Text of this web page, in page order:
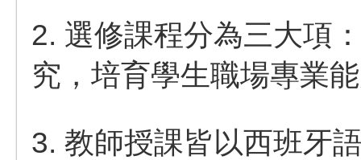
2. 選修課程分為三大項
究，培育學生職場專業
3. 教師授課皆以西班牙